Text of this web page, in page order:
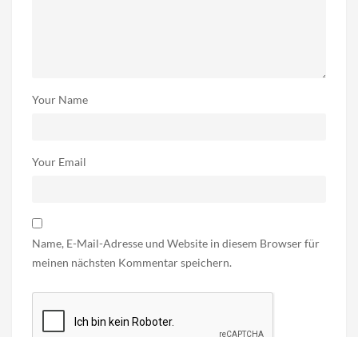
Your Name
Your Email
Name, E-Mail-Adresse und Website in diesem Browser für
meinen nächsten Kommentar speichern.